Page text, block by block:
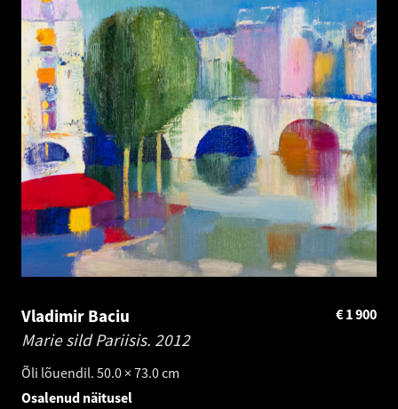
Vladimir Baciu
Marie sild Pariisis. 2012
Õli lõuendil. 50.0 × 73.0 cm
1 900
€
Osalenud näitusel